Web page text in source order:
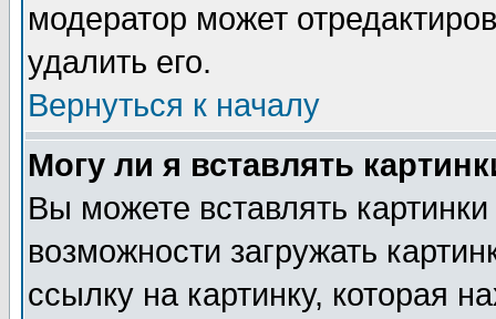
модератор может
удалить его.
Вернуться к началу
Могу ли я вставлять
Вы можете вставлять
возможности загружать
ссылку на картинку, которая